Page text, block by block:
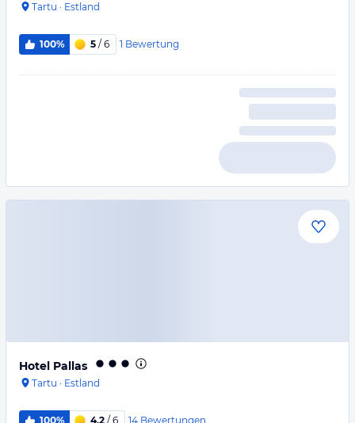
Tartu · Estland
100% 5 / 6 1 Bewertung
Hotel Pallas
Tartu · Estland
100% 4,2 / 6 14 Bewertungen